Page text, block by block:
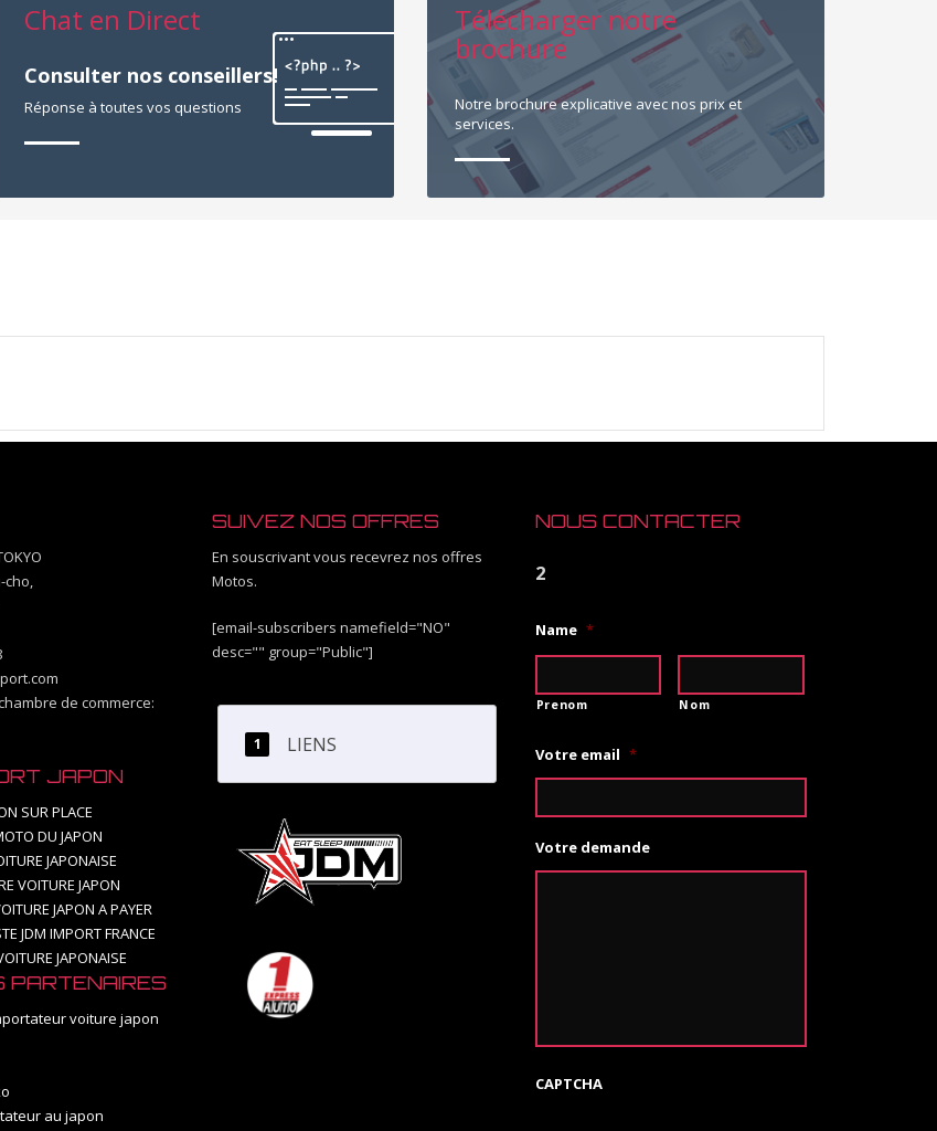
Chat en Direct
Consulter nos conseillers!
Réponse à toutes vos questions
Télécharger notre
brochure
Notre brochure explicative avec nos prix et
services.
cho,
de commerce:
JAPON
SUR PLACE
DU JAPON
JAPONAISE
VOITURE JAPON
JAPON A PAYER
JDM IMPORT FRANCE
JAPONAISE
PARTENAIRES
voiture japon
au japon
SUIVEZ NOS OFFRES
En souscrivant vous recevrez nos offres
Motos.
[email-subscribers namefield="NO"
desc="" group="Public"]
LIENS
NOUS CONTACTER
2
Name *
Prenom Nom
Votre email *
Votre demande
CAPTCHA